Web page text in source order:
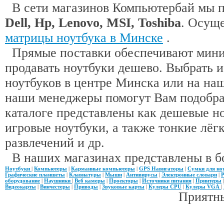
В сети магазинов Компьютербай мы
Dell, Hp, Lenovo, MSI, Toshiba.
матрицы ноутбука в Минске .
Прямые поставки обеспечивают
продавать ноутбуки дешево.
ноутбуков в центре Минска или на
наши менеджеры помогут Вам
каталоге представлены как дешевые
игровые ноутбуки, а также тонкие
развлечений и др.
В наших магазинах представлены в
Ноутбуки | Компьютеры | Карманные компьютеры | GPS Навигаторы | Сумки для
Графические планшеты | Клавиатуры | Мыши | Антивирусы | Электронные словари |
оборудование | Наушники | Веб камеры | Проекторы | Источники питания | Принтеры
Видеокарты | Винчестеры | Приводы | Звуковые карты | Кулеры CPU | Кулеры VGA |